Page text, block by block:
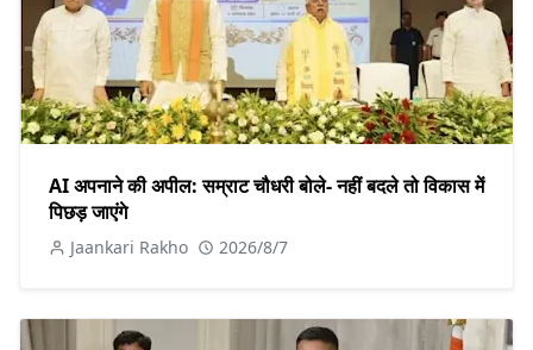
AI अपनाने की अपील: सम्राट चौधरी बोले- नहीं बदले तो विकास में
पिछड़ जाएंगे
Jaankari Rakho 2026/8/7